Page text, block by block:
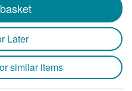
Later
similar items